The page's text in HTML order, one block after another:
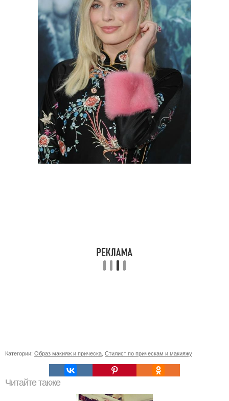
Категории: Образ макияж и прическа, Стилист по прическам и макияжу
Читайте также